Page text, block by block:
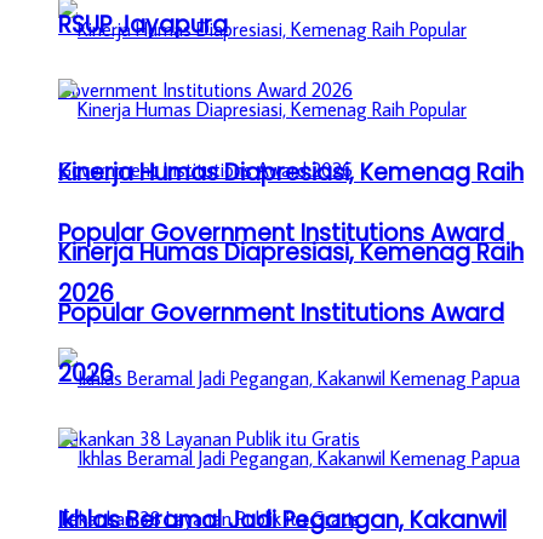
Kinerja Humas Diapresiasi, Kemenag Raih
Popular Government Institutions Award
2026
Ikhlas Beramal Jadi Pegangan, Kakanwil
RSUP Jayapura
Kinerja Humas Diapresiasi, Kemenag Raih
Popular Government Institutions Award
2026